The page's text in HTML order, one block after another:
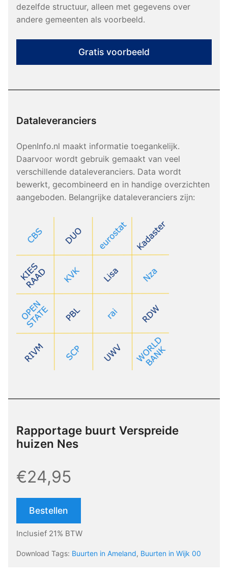
dezelfde structuur, alleen met gegevens over
andere gemeenten als voorbeeld.
Gratis voorbeeld
Dataleveranciers
OpenInfo.nl maakt informatie toegankelijk.
Daarvoor wordt gebruik gemaakt van veel
verschillende dataleveranciers. Data wordt
bewerkt, gecombineerd en in handige overzichten
aangeboden. Belangrijke dataleveranciers zijn:
Rapportage buurt Verspreide
huizen Nes
€24,95
Bestellen
Inclusief 21% BTW
Download Tags: Buurten in Ameland, Buurten in Wijk 00